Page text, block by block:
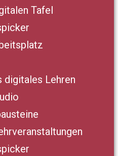
Tafel
digitales Lehren